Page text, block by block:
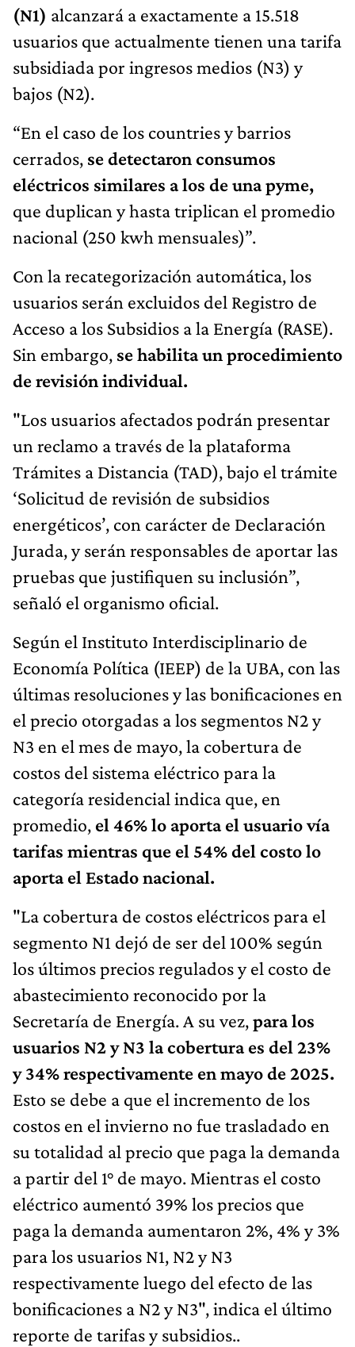
(N1) alcanzará a exactamente a 15.518
usuarios que actualmente tienen una tarifa
subsidiada por ingresos medios (N3) y
bajos (N2).
“En el caso de los countries y barrios
cerrados, se detectaron consumos
eléctricos similares a los de una pyme,
que duplican y hasta triplican el promedio
nacional (250 kwh mensuales)”.
Con la recategorización automática, los
usuarios serán excluidos del Registro de
Acceso a los Subsidios a la Energía (RASE).
Sin embargo, se habilita un procedimiento
de revisión individual.
"Los usuarios afectados podrán presentar
un reclamo a través de la plataforma
Trámites a Distancia (TAD), bajo el trámite
‘Solicitud de revisión de subsidios
energéticos’, con carácter de Declaración
Jurada, y serán responsables de aportar las
pruebas que justifiquen su inclusión”,
señaló el organismo oficial.
Según el Instituto Interdisciplinario de
Economía Política (IEEP) de la UBA, con las
últimas resoluciones y las bonificaciones en
el precio otorgadas a los segmentos N2 y
N3 en el mes de mayo, la cobertura de
costos del sistema eléctrico para la
categoría residencial indica que, en
promedio, el 46% lo aporta el usuario vía
tarifas mientras que el 54% del costo lo
aporta el Estado nacional.
"La cobertura de costos eléctricos para el
segmento N1 dejó de ser del 100% según
los últimos precios regulados y el costo de
abastecimiento reconocido por la
Secretaría de Energía. A su vez,para los
usuarios N2 y N3 la cobertura es del 23%
y 34% respectivamente en mayo de 2025.
Esto se debe a que el incremento de los
costos en el invierno no fue trasladado en
su totalidad al precio que paga la demanda
a partir del 1° de mayo. Mientras el costo
eléctrico aumentó 39% los precios que
paga la demanda aumentaron 2%, 4% y 3%
para los usuarios N1, N2 y N3
respectivamente luego del efecto de las
bonificaciones a N2 y N3", indica el último
reporte de tarifas y subsidios..